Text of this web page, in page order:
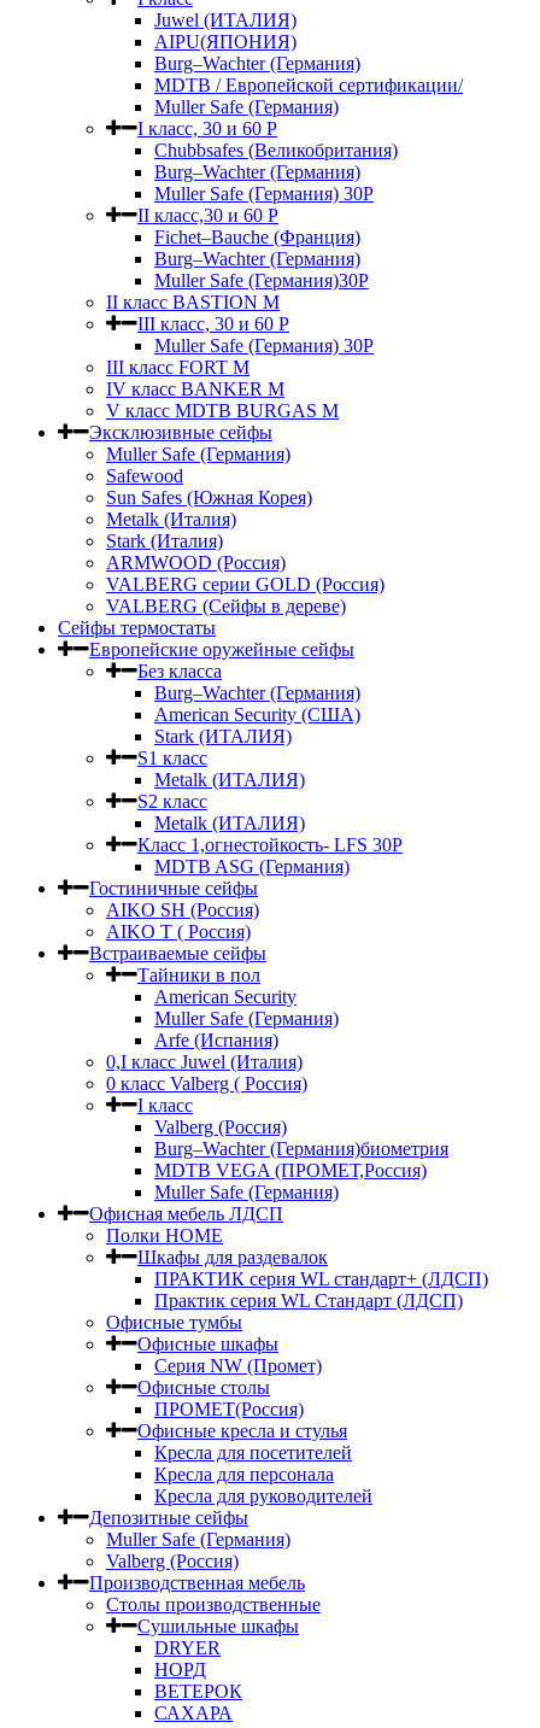
Juwel (ИТАЛИЯ)
AIPU(ЯПОНИЯ)
Burg–Wachter (Германия)
MDTB / Европейской сертификации/
Muller Safe (Германия)
I класс, 30 и 60 P
Chubbsafes (Великобритания)
Burg–Wachter (Германия)
Muller Safe (Германия) 30Р
II класс,30 и 60 P
Fichet–Bauche (Франция)
Burg–Wachter (Германия)
Muller Safe (Германия)30P
II класс BASTION M
III класс, 30 и 60 P
Muller Safe (Германия) 30Р
III класс FORT M
IV класс BANKER M
V класс МDTB BURGAS M
Эксклюзивные сейфы
Muller Safe (Германия)
Safewood
Sun Safes (Южная Корея)
Metalk (Италия)
Stark (Италия)
ARMWOOD (Россия)
VALBERG серии GOLD (Россия)
VALBERG (Сейфы в дереве)
Сейфы термостаты
Европейские оружейные сейфы
Без класса
Burg–Wachter (Германия)
American Security (США)
Stark (ИТАЛИЯ)
S1 класс
Metalk (ИТАЛИЯ)
S2 класс
Metalk (ИТАЛИЯ)
Класс 1,огнестойкость- LFS 30P
MDTB ASG (Германия)
Гостиничные сейфы
AIKO SH (Россия)
AIKO Т ( Россия)
Встраиваемые сейфы
Тайники в пол
American Security
Muller Safe (Германия)
Arfe (Испания)
0,I класс Juwel (Италия)
0 класс Valberg ( Россия)
I класс
Valberg (Россия)
Burg–Wachter (Германия)биометрия
MDTB VEGA (ПРОМЕТ,Россия)
Muller Safe (Германия)
Офисная мебель ЛДСП
Полки HOME
Шкафы для раздевалок
ПРАКТИК серия WL стандарт+ (ЛДСП)
Практик серия WL Стандарт (ЛДСП)
Офисные тумбы
Офисные шкафы
Серия NW (Промет)
Офисные столы
ПРОМЕТ(Россия)
Офисные кресла и стулья
Кресла для посетителей
Кресла для персонала
Кресла для руководителей
Депозитные сейфы
Muller Safe (Германия)
Valberg (Россия)
Производственная мебель
Столы производственные
Сушильные шкафы
DRYER
НОРД
ВЕТЕРОК
САХАРА